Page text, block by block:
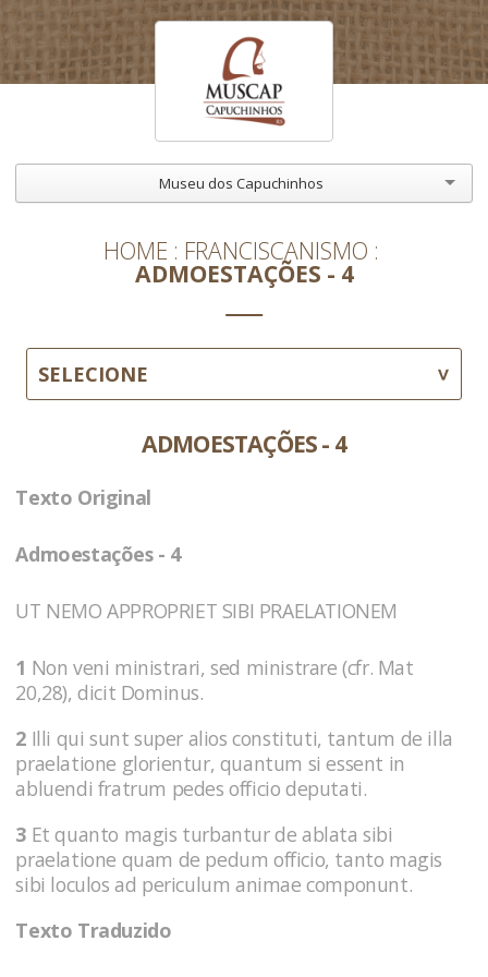
Museu dos Capuchinhos
HOME FRANCISCANISMO
ADMOESTAÇÕES - 4
SELECIONE
ADMOESTAÇÕES - 4
Texto Original
Admoestações - 4
UT NEMO APPROPRIET SIBI PRAELATIONEM
1 Non veni ministrari, sed ministrare (cfr. Mat
20,28), dicit Dominus.
2 Illi qui sunt super alios constituti, tantum de illa
praelatione glorientur, quantum si essent in
abluendi fratrum pedes officio deputati.
3 Et quanto magis turbantur de ablata sibi
praelatione quam de pedum officio, tanto magis
sibi loculos ad periculum animae componunt.
Texto Traduzido